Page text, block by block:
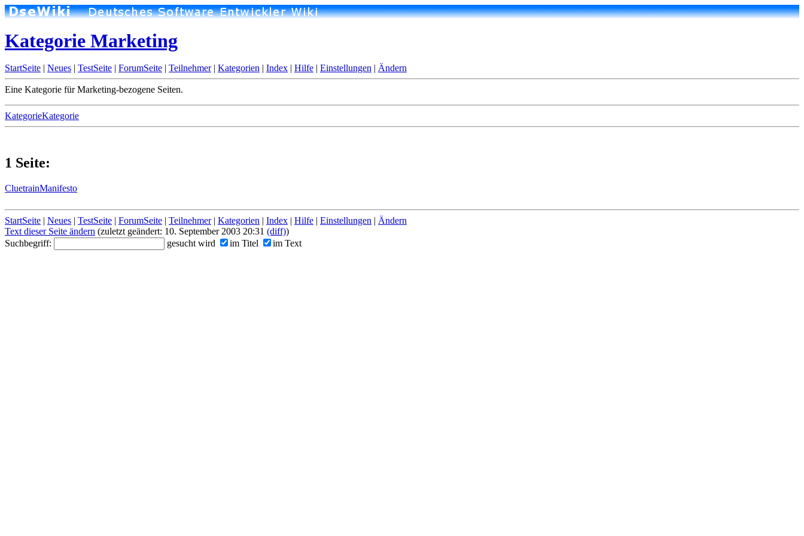
Kategorie Marketing
StartSeite | Neues | TestSeite | ForumSeite | Teilnehmer| Kategorien | Index | Hilfe | Einstellungen | Ändern
Eine Kategorie für Marketing-bezogene Seiten.
KategorieKategorie
1 Seite:
CluetrainManifesto
StartSeite | Neues | TestSeite | ForumSeite | Teilnehmer| Kategorien | Index | Hilfe | Einstellungen | Ändern
Text dieser Seite ändern (zuletzt geändert: 10. September 2003 20:31 (diff))
Suchbegriff:
gesucht wird im Titel im Text